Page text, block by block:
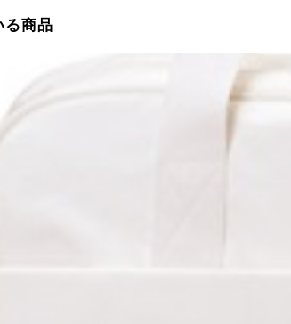
る商品